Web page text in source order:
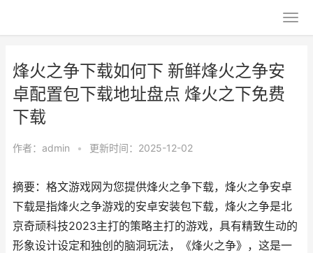
烽火之争下载如何下 新鲜烽火之争安
卓配置包下载地址盘点 烽火之下免费
下载
作者： admin • 更新时间：2025-12-02
摘要：格文游戏网为您提供烽火之争下载，烽火之争安卓
下载是指烽火之争游戏的安卓安装包下载，烽火之争是北
京奇顽科技2023主打的策略主打的游戏，具有精致生动的
形象设计设定和独创的脑洞玩法，《烽火之争》，这是一